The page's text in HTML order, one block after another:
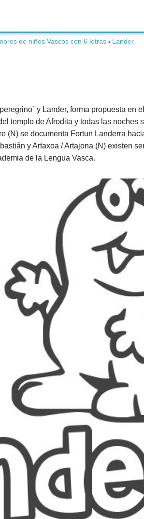
de niños Vascos con 6 letras > Lander
y Lander, forma propuesta en
templo de Afrodita y todas las noches
(N) se documenta Fortun Landerra
y Artaxoa / Artajona (N) existen
de la Lengua Vasca.